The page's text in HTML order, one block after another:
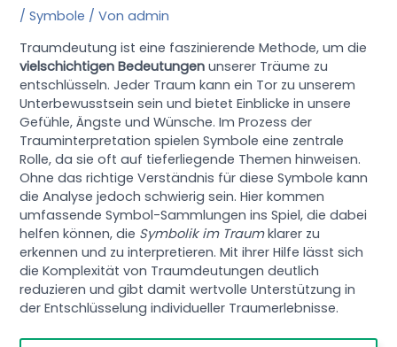
/Symbole / Vonadmin
Traumdeutung ist eine faszinierende Methode, um die
vielschichtigen Bedeutungen unserer Träume zu
entschlüsseln. Jeder Traum kann ein Tor zu unserem
Unterbewusstsein sein und bietet Einblicke in unsere
Gefühle, Ängste und Wünsche. Im Prozess der
Trauminterpretation spielen Symbole eine zentrale
Rolle, da sie oft auf tieferliegende Themen hinweisen.
Ohne das richtige Verständnis für diese Symbole kann
die Analyse jedoch schwierig sein. Hier kommen
umfassende Symbol-Sammlungen ins Spiel, die dabei
helfen können, die Symbolik im Traumklarer zu
erkennen und zu interpretieren. Mit ihrer Hilfe lässt sich
die Komplexität von Traumdeutungen deutlich
reduzieren und gibt damit wertvolle Unterstützung in
der Entschlüsselung individueller Traumerlebnisse.